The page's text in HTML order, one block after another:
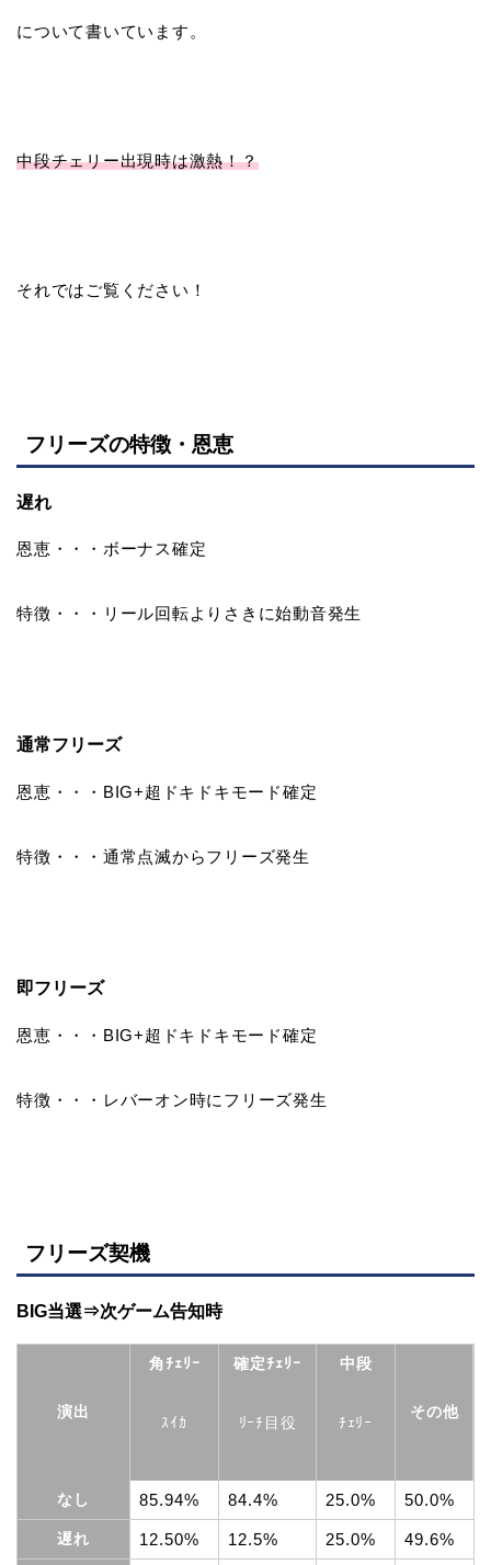
について書いています。
中段チェリー出現時は激熱！？
それではご覧ください！
フリーズの特徴・恩恵
遅れ
恩恵・・・ボーナス確定
特徴・・・リール回転よりさきに始動音発生
通常フリーズ
恩恵・・・BIG+超ドキドキモード確定
特徴・・・通常点滅からフリーズ発生
即フリーズ
恩恵・・・BIG+超ドキドキモード確定
特徴・・・レバーオン時にフリーズ発生
フリーズ契機
BIG当選⇒次ゲーム告知時
演出
角ﾁｪﾘｰ
ｽｲｶ
確定ﾁｪﾘｰ
ﾘｰﾁ目役
中段
ﾁｪﾘｰ
その他
なし 85.94% 84.4% 25.0% 50.0%
遅れ 12.50% 12.5% 25.0% 49.6%